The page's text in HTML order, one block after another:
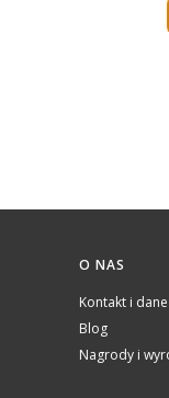
Linki w
O NAS
Kontakt i
Blog
Nagrody i